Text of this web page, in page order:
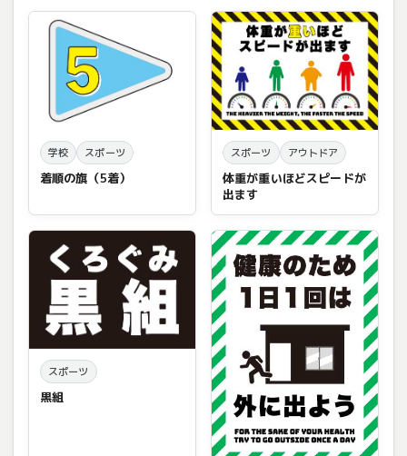
学校 スポーツ
着順の旗（5着）
スポーツ アウトドア
体重が重いほどスピードが
出ます
スポーツ
黒組